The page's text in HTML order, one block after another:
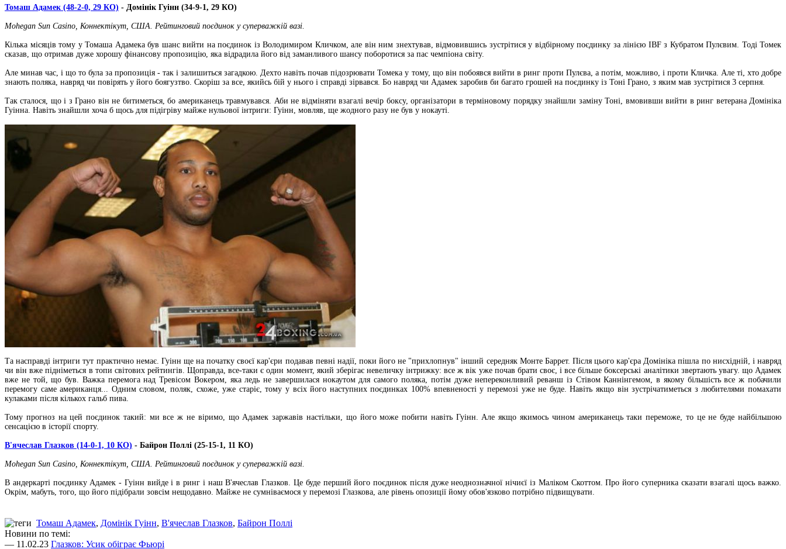
Томаш Адамек (48-2-0, 29 КО) - Домінік Гуінн (34-9-1, 29 КО)
Mohegan Sun Casino, Коннектікут, США. Рейтинговий поєдинок у суперважкій вазі.
Кілька місяців тому у Томаша Адамека був шанс вийти на поєдинок із Володимиром Кличком, але він ним знехтував, відмовившись зустрітися у відбірному поєдинку за лінією IBF з Кубратом Пулєвим. Тоді Томек
сказав, що отримав дуже хорошу фінансову пропозицію, яка відрадила його від заманливого шансу поборотися за пас чемпіона світу.
Але минав час, і що то була за пропозиція - так і залишиться загадкою. Дехто навіть почав підозрювати Томека у тому, що він побоявся вийти в ринг проти Пулєва, а потім, можливо, і проти Кличка. Але ті, хто добре
знають поляка, навряд чи повірять у його боягузтво. Скоріш за все, якийсь бій у нього і справді зірвався. Бо навряд чи Адамек заробив би багато грошей на поєдинку із Тоні Грано, з яким мав зустрітися 3 серпня.
Так сталося, що і з Грано він не битиметься, бо американець травмувався. Аби не відміняти взагалі вечір боксу, організатори в терміновому порядку знайшли заміну Тоні, вмовивши вийти в ринг ветерана Домініка
Гуінна. Навіть знайшли хоча б щось для підігріву майже нульової інтриги: Гуінн, мовляв, ще жодного разу не був у нокауті.
Та насправді інтриги тут практично немає. Гуінн ще на початку своєї кар'єри подавав певні надії, поки його не "прихлопнув" інший середняк Монте Баррет. Після цього кар'єра Домініка пішла по нисхідній, і навряд
чи він вже підніметься в топи світових рейтингів. Щоправда, все-таки є один момент, який зберігає невеличку інтрижку: все ж вік уже почав брати своє, і все більше боксерські аналітики звертають увагу. що Адамек
вже не той, що був. Важка перемога над Тревісом Вокером, яка ледь не завершилася нокаутом для самого поляка, потім дуже непереконливий реванш із Стівом Каннінгемом, в якому більшість все ж побачили
перемогу саме американця... Одним словом, поляк, схоже, уже старіє, тому у всіх його наступних поєдинках 100% впевненості у перемозі уже не буде. Навіть якщо він зустрічатиметься з любителями помахати
кулаками після кількох гальб пива.
Тому прогноз на цей поєдинок такий: ми все ж не віримо, що Адамек заржавів настільки, що його може побити навіть Гуінн. Але якщо якимось чином американець таки переможе, то це не буде найбільшою
сенсацією в історії спорту.
В'ячеслав Глазков (14-0-1, 10 КО) - Байрон Поллі (25-15-1, 11 КО)
Mohegan Sun Casino, Коннектікут, США. Рейтинговий поєдинок у суперважкій вазі.
В андеркарті поєдинку Адамек - Гуінн вийде і в ринг і наш В'ячеслав Глазков. Це буде перший його поєдинок після дуже неоднозначної нічиєї із Маліком Скоттом. Про його суперника сказати взагалі щось важко.
Окрім, мабуть, того, що його підібрали зовсім нещодавно. Майже не сумніваємося у перемозі Глазкова, але рівень опозиції йому обов'язково потрібно підвищувати.
Томаш Адамек, Домінік Гуінн, В'ячеслав Глазков, Байрон Поллі
Новини по темі:
— 11.02.23 Глазков: Усик обіграє Фьюрі